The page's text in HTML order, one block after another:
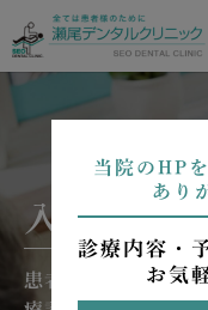
当院のHP
あり
診療内容・
お気
入れ歯
患者様ごとの症状